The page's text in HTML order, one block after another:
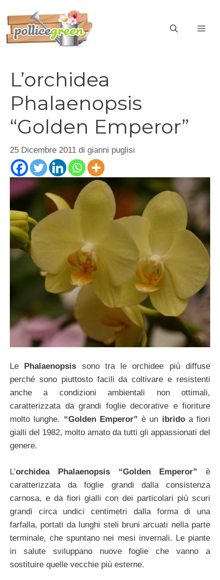
contenuto
L’orchidea
Phalaenopsis
“Golden Emperor”
25 Dicembre 2011 di gianni puglisi
Le Phalaenopsis sono tra le orchidee più diffuse
perché sono piuttosto facili da coltivare e resistenti
anche a condizioni ambientali non ottimali,
caratterizzata da grandi foglie decorative e fioriture
molto lunghe. “Golden Emperor” è un ibridoa fiori
gialli del 1982, molto amato da tutti gli appassionati del
genere.
L’orchidea Phalaenopsis “Golden Emperor” è
caratterizzata da foglie grandi dalla consistenza
carnosa, e da fiori gialli con dei particolari più scuri
grandi circa undici centimetri dalla forma di una
farfalla, portati da lunghi steli bruni arcuati nella parte
terminale, che spuntano nei mesi invernali. Le piante
in salute sviluppano nuove foglie che vanno a
sostituire quelle vecchie più esterne.